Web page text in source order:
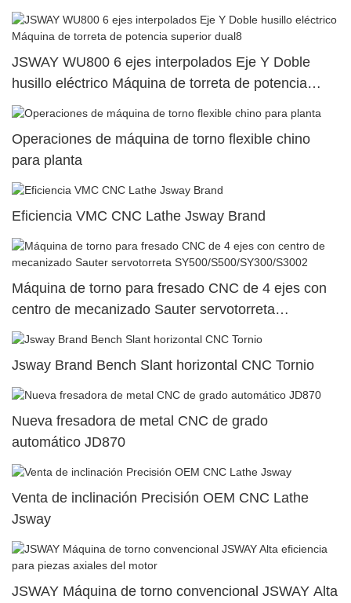
JSWAY WU800 6 ejes interpolados Eje Y Doble
husillo eléctrico Máquina de torreta de potencia
superior dual8
Operaciones de máquina de torno flexible chino
para planta
Eficiencia VMC CNC Lathe Jsway Brand
Máquina de torno para fresado CNC de 4 ejes con
centro de mecanizado Sauter servotorreta
SY500/S500/SY300/S3002
Jsway Brand Bench Slant horizontal CNC Tornio
Nueva fresadora de metal CNC de grado
automático JD870
Venta de inclinación Precisión OEM CNC Lathe
Jsway
JSWAY Máquina de torno convencional JSWAY Alta